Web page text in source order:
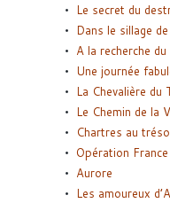
Le secret du
Dans le sillage
A la recherche du
Une journée
La Chevalière du
Le Chemin de la
Chartres au
Opération
Aurore
Les amoureux